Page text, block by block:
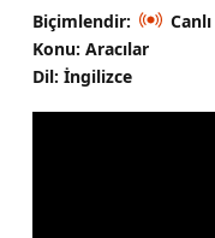
Biçimlendir:
Konu: Aracılar
Dil: İngilizce